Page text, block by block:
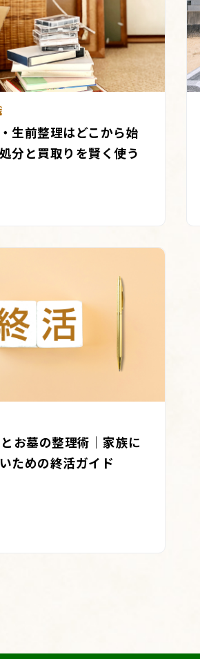
生前整理はどこから始
分と買取りを賢く使う
とお墓の整理術｜家族に
ための終活ガイド